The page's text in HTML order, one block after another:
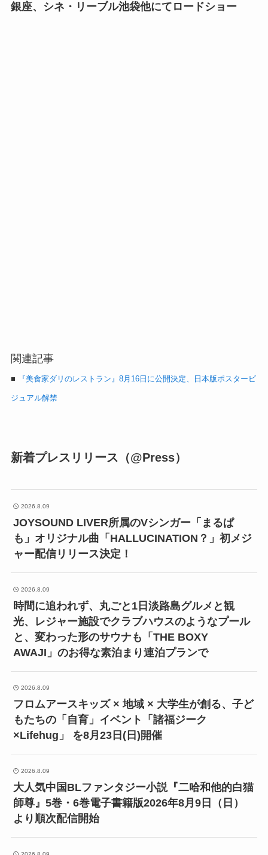
銀座、シネ・リーブル池袋他にてロードショー
関連記事
■ 『美食家ダリのレストラン』8月16日に公開決定、日本版ポスタービ
ジュアル解禁
新着プレスリリース（@Press）
2026.8.09
JOYSOUND LIVER所属のVシンガー「まるぱ
も」オリジナル曲「HALLUCINATION？」初メジ
ャー配信リリース決定！
2026.8.09
時間に追われず、丸ごと1日淡路島グルメと観
光、レジャー施設でクラブハウスのようなプール
と、変わった形のサウナも「THE BOXY
AWAJI」のお得な素泊まり連泊プランで
2026.8.09
フロムアースキッズ × 地域 × 大学生が創る、子ど
もたちの「自育」イベント「諸福ジーク
×Lifehug」 を8月23日(日)開催
2026.8.09
大人気中国BLファンタジー小説『二哈和他的白猫
師尊』5巻・6巻電子書籍版2026年8月9日（日）
より順次配信開始